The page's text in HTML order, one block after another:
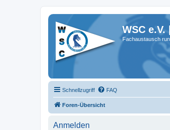
WSC e.V.
Fachaustausch
Schnellzugriff FAQ
Foren-Übersicht
Anmelden